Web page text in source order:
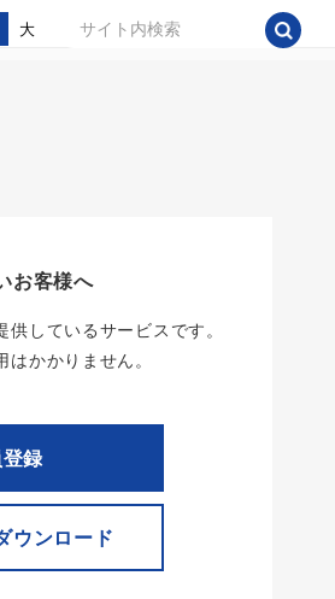
大
お客様へ
しているサービスです。
かかりません。
録
ウンロード